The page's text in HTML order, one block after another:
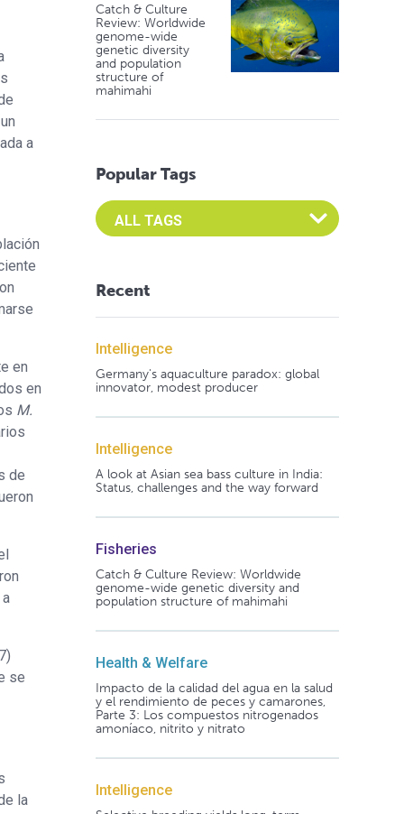
a
en
​​en
M.
de
se
la
Catch & Culture
Review: Worldwide
genome-wide
genetic diversity
and population
structure of
mahimahi
Popular Tags
Select an Advocate Tag to view it's posts
Recent
Intelligence
Germany's aquaculture paradox: global
innovator, modest producer
Intelligence
A look at Asian sea bass culture in India:
Status, challenges and the way forward
Fisheries
Catch & Culture Review: Worldwide
genome-wide genetic diversity and
population structure of mahimahi
Health & Welfare
Impacto de la calidad del agua en la salud
y el rendimiento de peces y camarones,
Parte 3: Los compuestos nitrogenados
amoníaco, nitrito y nitrato
Intelligence